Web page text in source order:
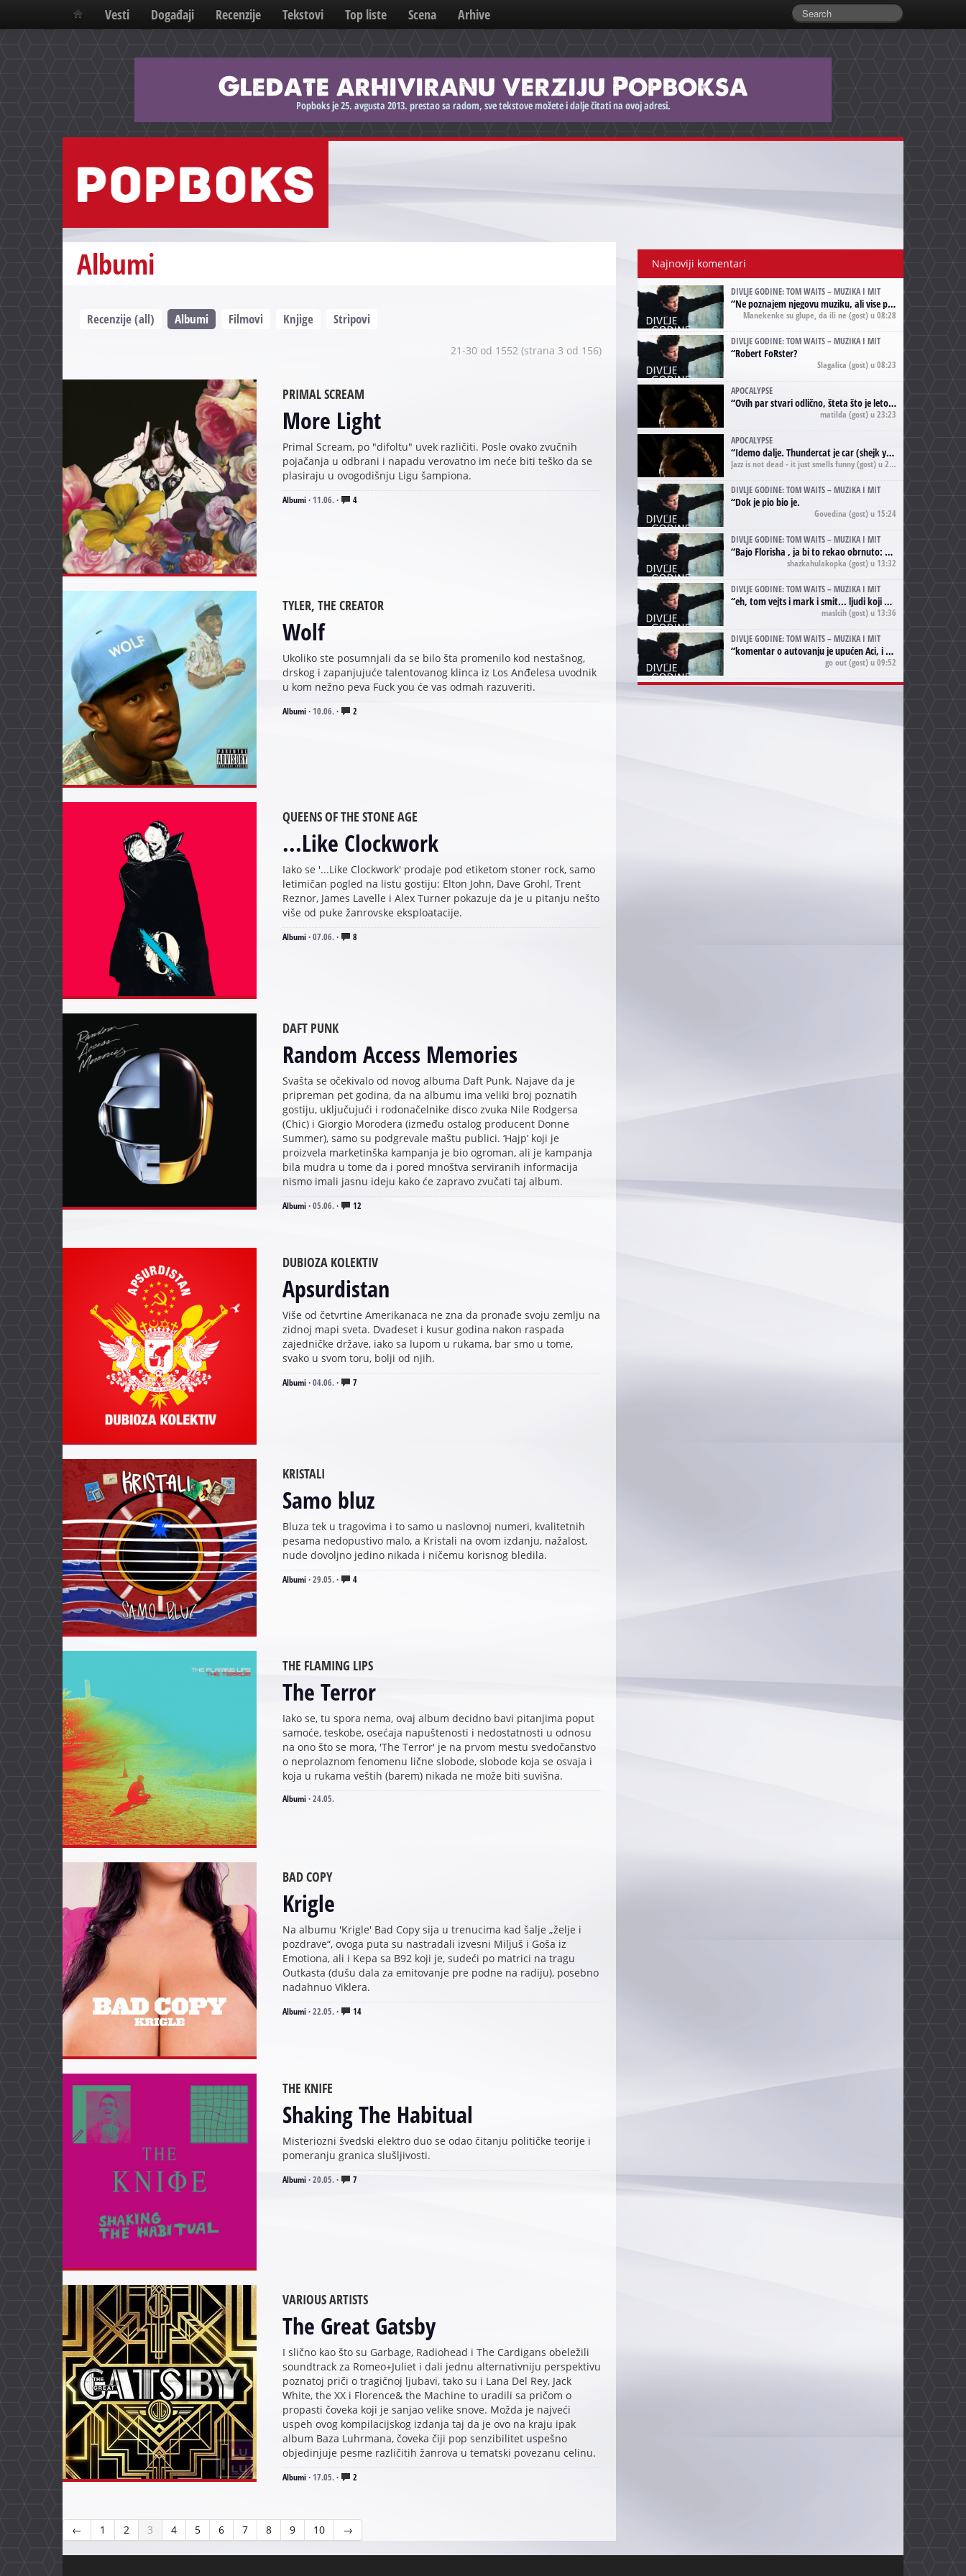
Vesti Događaji Recenzije Tekstovi Top liste Scena Arhive
Albumi
Recenzije (all) Albumi Filmovi Knjige Stripovi
21-30 od 1552 (strana 3 od 156)
PRIMAL SCREAM
More Light
Primal Scream, po "difoltu" uvek različiti. Posle ovako zvučnih
pojačanja u odbrani i napadu verovatno im neće biti teško da se
plasiraju u ovogodišnju Ligu šampiona.
Albumi·11.06.· 4
TYLER, THE CREATOR
Wolf
Ukoliko ste posumnjali da se bilo šta promenilo kod nestašnog,
drskog i zapanjujuće talentovanog klinca iz Los Anđelesa uvodnik
u kom nežno peva Fuck you će vas odmah razuveriti.
Albumi· 10.06.· 2
QUEENS OF THE STONE AGE
...Like Clockwork
Iako se '...Like Clockwork' prodaje pod etiketom stoner rock, samo
letimičan pogled na listu gostiju: Elton John, Dave Grohl, Trent
Reznor, James Lavelle i Alex Turner pokazuje da je u pitanju nešto
više od puke žanrovske eksploatacije.
Albumi·07.06.· 8
DAFT PUNK
Random Access Memories
Svašta se očekivalo od novog albuma Daft Punk. Najave da je
pripreman pet godina, da na albumu ima veliki broj poznatih
gostiju, uključujući i rodonačelnike disco zvuka Nile Rodgersa
(Chic) i Giorgio Morodera (između ostalog producent Donne
Summer), samo su podgrevale maštu publici. ‘Hajp’ koji je
proizvela marketinška kampanja je bio ogroman, ali je kampanja
bila mudra u tome da i pored mnoštva serviranih informacija
nismo imali jasnu ideju kako će zapravo zvučati taj album.
Albumi·05.06.· 12
DUBIOZA KOLEKTIV
Apsurdistan
Više od četvrtine Amerikanaca ne zna da pronađe svoju zemlju na
zidnoj mapi sveta. Dvadeset i kusur godina nakon raspada
zajedničke države, iako sa lupom u rukama, bar smo u tome,
svako u svom toru, bolji od njih.
Albumi·04.06.· 7
KRISTALI
Samo bluz
Bluza tek u tragovima i to samo u naslovnoj numeri, kvalitetnih
pesama nedopustivo malo, a Kristali na ovom izdanju, nažalost,
nude dovoljno jedino nikada i ničemu korisnog bledila.
Albumi·29.05.· 4
THE FLAMING LIPS
The Terror
Iako se, tu spora nema, ovaj album decidno bavi pitanjima poput
samoće, teskobe, osećaja napuštenosti i nedostatnosti u odnosu
na ono što se mora, 'The Terror' je na prvom mestu svedočanstvo
o neprolaznom fenomenu lične slobode, slobode koja se osvaja i
koja u rukama veštih (barem) nikada ne može biti suvišna.
Albumi·24.05.
BAD COPY
Krigle
Na albumu 'Krigle' Bad Copy sija u trenucima kad šalje „želje i
pozdrave“, ovoga puta su nastradali izvesni Miljuš i Goša iz
Emotiona, ali i Kepa sa B92 koji je, sudeći po matrici na tragu
Outkasta (dušu dala za emitovanje pre podne na radiju), posebno
nadahnuo Viklera.
Albumi·22.05.· 14
THE KNIFE
Shaking The Habitual
Misteriozni švedski elektro duo se odao čitanju političke teorije i
pomeranju granica slušljivosti.
Albumi·20.05.· 7
VARIOUS ARTISTS
The Great Gatsby
I slično kao što su Garbage, Radiohead i The Cardigans obeležili
soundtrack za Romeo+Juliet i dali jednu alternativniju perspektivu
poznatoj priči o tragičnoj ljubavi, tako su i Lana Del Rey, Jack
White, the XX i Florence& the Machine to uradili sa pričom o
propasti čoveka koji je sanjao velike snove. Možda je najveći
uspeh ovog kompilacijskog izdanja taj da je ovo na kraju ipak
album Baza Luhrmana, čoveka čiji pop senzibilitet uspešno
objedinjuje pesme različitih žanrova u tematski povezanu celinu.
Albumi· 17.05.· 2
← 1 2 3 4 5 6 7 8 9 10 →
Najnoviji komentari
DIVLJE GODINE: TOM WAITS – MUZIKA I MIT
“Ne poznajem njegovu muziku, ali vise puta nego sto sam to zazeleo gledao sam njegove umjetnicke slike na raznim stranama interneta. Te stoga zakljucujem da je Tom Waits Lady Gaga muzike namrstenih, ma
Manekenke su glupe, da ili ne (gost) u 08:28
DIVLJE GODINE: TOM WAITS – MUZIKA I MIT
“Robert FoRster?
Slagalica (gost) u 08:23
APOCALYPSE
“Ovih par stvari odlično, šteta što je leto pri kraju, a kaput koji te vervoatno podseća na pirotski ćilim je iz tradicije Navaho indijanaca ;)
matilda (gost) u 23:23
APOCALYPSE
“Idemo dalje. Thundercat je car (shejk yerbuti )!
Jazz is not dead - it just smells funny(gost) u 20:11
DIVLJE GODINE: TOM WAITS – MUZIKA I MIT
“Dok je pio bio je.
Govedina (gost) u 15:24
DIVLJE GODINE: TOM WAITS – MUZIKA I MIT
“Bajo Florisha , ja bi to rekao obrnuto: Beefheart je za Waitsa, isto sto i Hendrix za Lenny Kravitza
shazkahulakopka (gost) u 13:32
DIVLJE GODINE: TOM WAITS – MUZIKA I MIT
“eh, tom vejts i mark i smit... ljudi koji bi muzici više doprineli da su radili kao vozači tramvaja u gsp-u.
maslcih(gost) u 13:36
DIVLJE GODINE: TOM WAITS – MUZIKA I MIT
“komentar o autovanju je upućen Aci, i odnosi se na ono drugo autovanje...'senzualnost Waitsa' ;)
go out(gost) u 09:52